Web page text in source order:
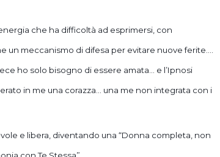
che ha difficoltà ad esprimersi, con
meccanismo di difesa per evitare nuove ferite….
ho solo bisogno di essere amata… e l’Ipnosi
in me una corazza… una me non integrata con i
e libera, diventando una “Donna completa, non